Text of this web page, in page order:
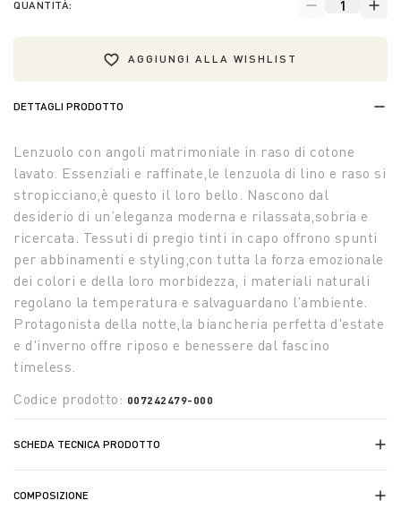
QUANTITÀ:
AGGIUNGI ALLA WISHLIST
DETTAGLI PRODOTTO
Lenzuolo con angoli matrimoniale in raso di cotone
lavato. Essenziali e raffinate,le lenzuola di lino e raso si
stropicciano,è questo il loro bello. Nascono dal
desiderio di un’eleganza moderna e rilassata,sobria e
ricercata. Tessuti di pregio tinti in capo offrono spunti
per abbinamenti e styling,con tutta la forza emozionale
dei colori e della loro morbidezza, i materiali naturali
regolano la temperatura e salvaguardano l’ambiente.
Protagonista della notte,la biancheria perfetta d'estate
e d'inverno offre riposo e benessere dal fascino
timeless.
Codice prodotto: 007242479-000
SCHEDA TECNICA PRODOTTO
COMPOSIZIONE